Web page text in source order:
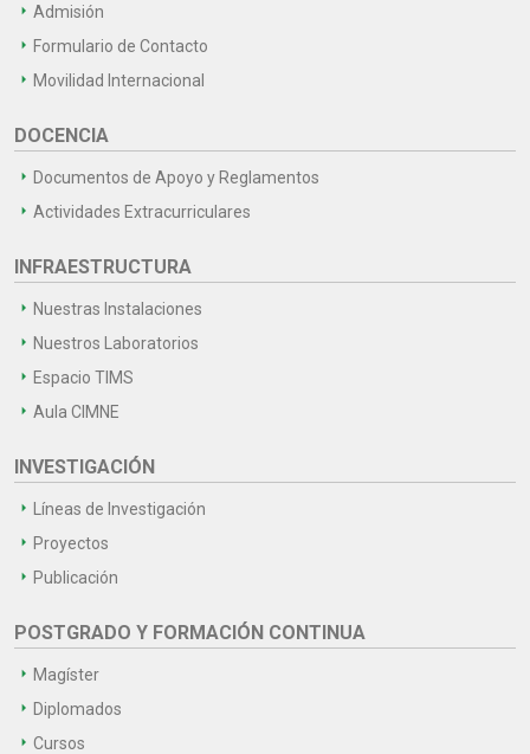
Admisión
Formulario de Contacto
Movilidad Internacional
DOCENCIA
Documentos de Apoyo y Reglamentos
Actividades Extracurriculares
INFRAESTRUCTURA
Nuestras Instalaciones
Nuestros Laboratorios
Espacio TIMS
Aula CIMNE
INVESTIGACIÓN
Líneas de Investigación
Proyectos
Publicación
POSTGRADO Y FORMACIÓN CONTINUA
Magíster
Diplomados
Cursos